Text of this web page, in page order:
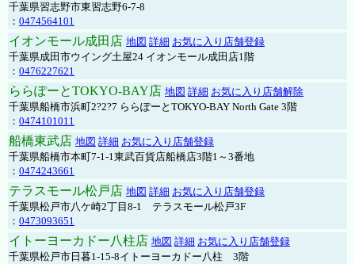
千葉県習志野市東習志野6-7-8
： 0474564101
イオンモール成田店 地図 詳細 お気に入り店舗登録
千葉県成田市ウイング土屋24 イオンモール成田店1階
： 0476227621
ららぽーとTOKYO-BAY店 地図 詳細 お気に入り店舗解除
千葉県船橋市浜町2?2?7 ららぽーとTOKYO-BAY North Gate 3階
： 0474101011
船橋東武店 地図 詳細 お気に入り店舗登録
千葉県船橋市本町7-1-1東武百貨店船橋店3階1～3番地
： 0474243661
テラスモール松戸店 地図 詳細 お気に入り店舗登録
千葉県松戸市八ケ崎2丁目8-1 テラスモール松戸3F
： 0473093651
イトーヨーカドー八柱店 地図 詳細 お気に入り店舗登録
千葉県松戸市日暮1-15-8イトーヨーカドー八柱 3階